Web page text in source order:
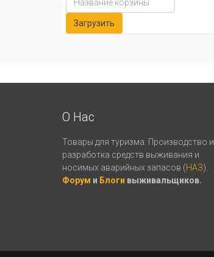
О Нас
Товары для туризма. Производство и
разработка средств выживания и
носимых аварийных запасов (НАЗ).
Форум и Блоги выживальщиков.